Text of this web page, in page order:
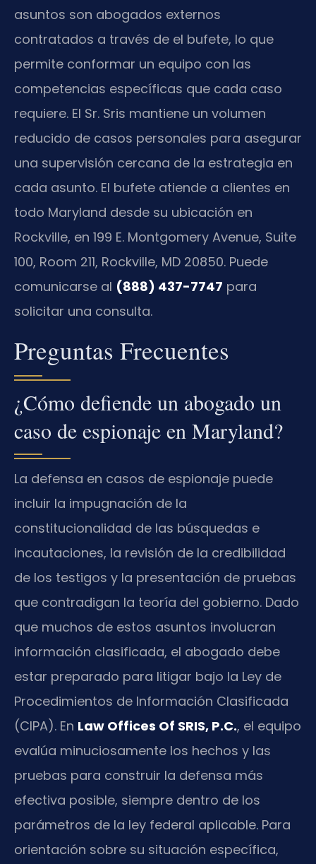
asuntos son abogados externos
contratados a través de el bufete, lo que
permite conformar un equipo con las
competencias específicas que cada caso
requiere. El Sr. Sris mantiene un volumen
reducido de casos personales para asegurar
una supervisión cercana de la estrategia en
cada asunto. El bufete atiende a clientes en
todo Maryland desde su ubicación en
Rockville, en 199 E. Montgomery Avenue, Suite
100, Room 211, Rockville, MD 20850. Puede
comunicarse al (888) 437-7747 para
solicitar una consulta.
Preguntas Frecuentes
¿Cómo defiende un abogado un
caso de espionaje en Maryland?
La defensa en casos de espionaje puede
incluir la impugnación de la
constitucionalidad de las búsquedas e
incautaciones, la revisión de la credibilidad
de los testigos y la presentación de pruebas
que contradigan la teoría del gobierno. Dado
que muchos de estos asuntos involucran
información clasificada, el abogado debe
estar preparado para litigar bajo la Ley de
Procedimientos de Información Clasificada
(CIPA). En Law Offices Of SRIS, P.C., el equipo
evalúa minuciosamente los hechos y las
pruebas para construir la defensa más
efectiva posible, siempre dentro de los
parámetros de la ley federal aplicable. Para
orientación sobre su situación específica,